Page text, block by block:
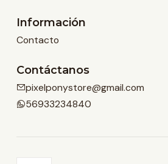
Información
Contacto
Contáctanos
pixelponystore@gmail.com
56933234840